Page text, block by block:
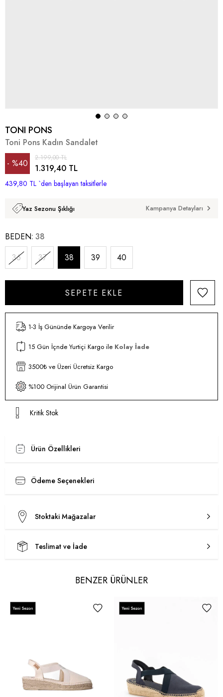
TONI PONS
Toni Pons Kadın Sandalet
%40
İndirim
2.199,00 TL
1.319,40 TL
439,80 TL `den başlayan taksitlerle
Yaz Sezonu Şıklığı Kampanya Detayları
BEDEN 38
36
37 38 39 40
1-3 İş Gününde Kargoya Verilir
15 Gün İçnde Yurtiçi Kargo ile Kolay İade
3500₺ ve Üzeri Ücretsiz Kargo
%100 Orijinal Ürün Garantisi
Kritik Stok
Ürün Özellikleri
Ödeme Seçenekleri
Stoktaki Mağazalar
Teslimat ve İade
BENZER ÜRÜNLER